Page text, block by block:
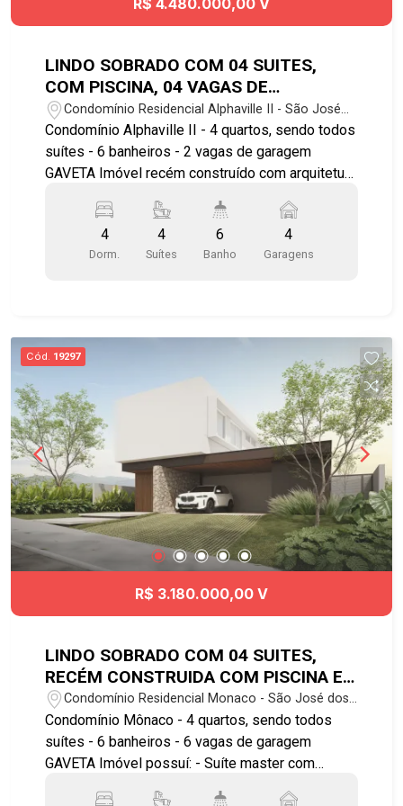
R$ 4.480.000,00 V
LINDO SOBRADO COM 04 SUITES,
COM PISCINA, 04 VAGAS DE
GARAGEM, RECÉM CONSTRUÍDA NO
CONDOMINIO ALPHAVILLE II
Condomínio Residencial Alphaville II - São José
dos Campos/SP
Condomínio Alphaville II - 4 quartos, sendo todos
suítes - 6 banheiros - 2 vagas de garagem
GAVETA Imóvel recém construído com arquitetura
com sala de jantar e a churrasqueira; - Piscina e
jardim; - Suíte master com banheira, cuba dupla
para o casal; - Quartos no piso superior; -
Bicicletário - Portaria e segurança 24 hs Próximo
de parques e praças Localizado próximo a
universidade Univap Agende já sua visita!!
4
Dorm.
4
Suítes
6
Banho
4
Garagens
Cód. 19297
R$ 3.180.000,00 V
LINDO SOBRADO COM 04 SUITES,
RECÉM CONSTRUIDA COM PISCINA E
06 VAGAS DE GARAGEM
Condomínio Residencial Monaco - São José dos
Campos/SP
Condomínio Mônaco - 4 quartos, sendo todos
suítes - 6 banheiros - 6 vagas de garagem
GAVETA Imóvel possuí: - Suíte master com